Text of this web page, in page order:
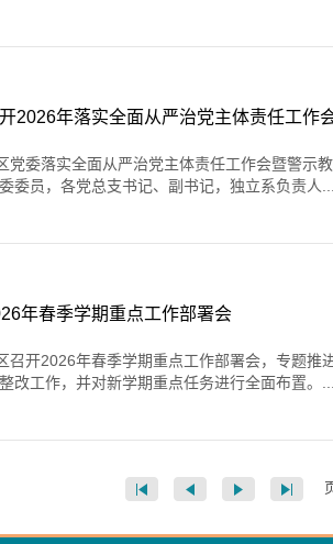
2026年落实全面从严治党主体责任工作
党委落实全面从严治党主体责任工作会暨警示
委员，各党总支书记、副书记，独立系负责人...
年春季学期重点工作部署会
召开2026年春季学期重点工作部署会，专题推
改工作，并对新学期重点任务进行全面布置。...